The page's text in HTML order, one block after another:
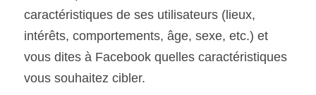
caractéristiques de ses utilisateurs (lieux,
intérêts, comportements, âge, sexe, etc.) et
vous dites à Facebook quelles caractéristiques
vous souhaitez cibler.